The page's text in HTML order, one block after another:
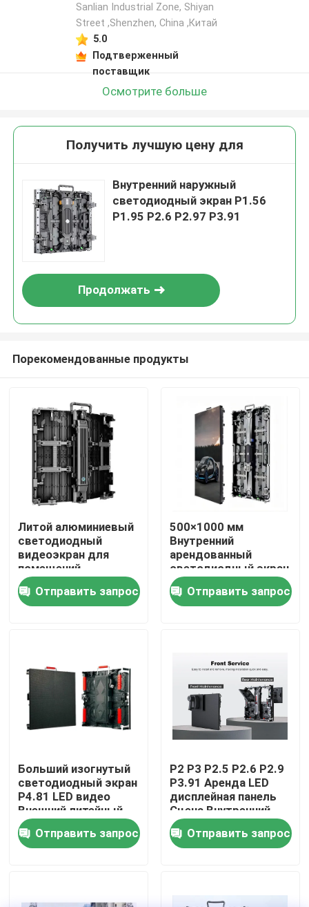
Домой
Продукты
Видеозаписи
О нас
Экскурсия по заводу
Контроль качества
Свяжитесь с нами
Запросите цитату
Sanlian Industrial Zone, Shiyan
Street ,Shenzhen, China ,Китай
5.0
Подтверженный
поставщик
Осмотрите больше
Получить лучшую цену для
Внутренний наружный
светодиодный экран P1.56
P1.95 P2.6 P2.97 P3.91
Продолжать
Порекомендованные продукты
Литой алюминиевый
светодиодный
видеоэкран для
помещений,
полноцветный,
энергосберегающая
технология для
Отправить запрос
500×1000 мм
Внутренний
арендованный
светодиодный экран
с литой
алюминиевой
светодиодной
Отправить запрос
Больший изогнутый
светодиодный экран
P4.81 LED видео
Внешний литейный
алюминиевый шкаф
500 * 500 мм LED
арендный дисплей
Отправить запрос
P2 P3 P2.5 P2.6 P2.9
P3.91 Аренда LED
дисплейная панель
Сцена Внутренний
наружный
светодиодный экран
Отправить запрос